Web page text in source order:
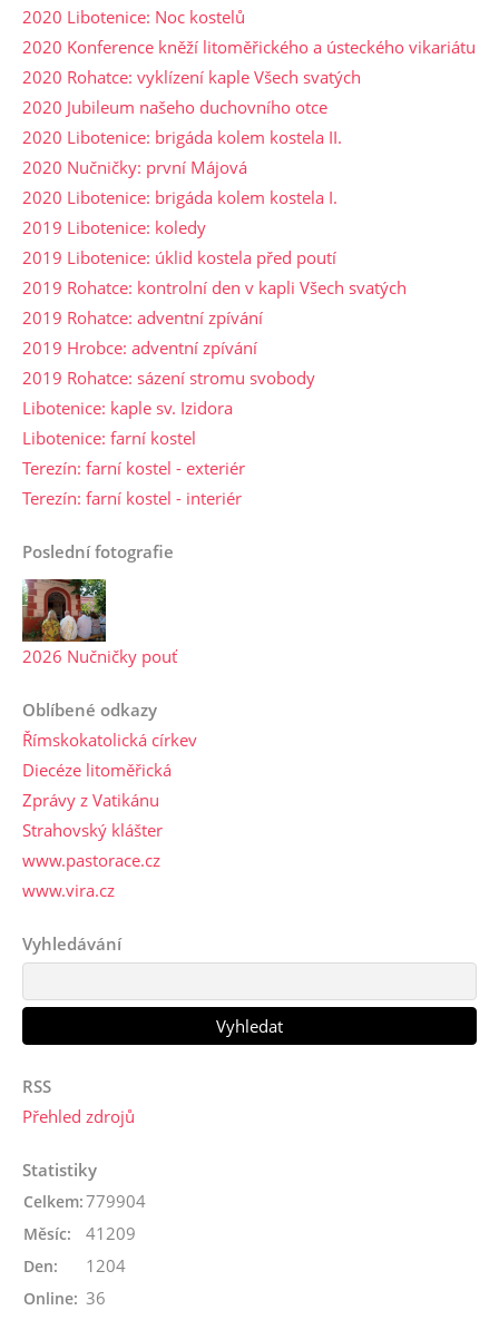
2020 Libotenice: Noc kostelů
2020 Konference kněží litoměřického a ústeckého vikariátu
2020 Rohatce: vyklízení kaple Všech svatých
2020 Jubileum našeho duchovního otce
2020 Libotenice: brigáda kolem kostela II.
2020 Nučničky: první Májová
2020 Libotenice: brigáda kolem kostela I.
2019 Libotenice: koledy
2019 Libotenice: úklid kostela před poutí
2019 Rohatce: kontrolní den v kapli Všech svatých
2019 Rohatce: adventní zpívání
2019 Hrobce: adventní zpívání
2019 Rohatce: sázení stromu svobody
Libotenice: kaple sv. Izidora
Libotenice: farní kostel
Terezín: farní kostel - exteriér
Terezín: farní kostel - interiér
Poslední fotografie
2026 Nučničky pouť
Oblíbené odkazy
Římskokatolická církev
Diecéze litoměřická
Zprávy z Vatikánu
Strahovský klášter
www.pastorace.cz
www.vira.cz
Vyhledávání
RSS
Přehled zdrojů
Statistiky
Online: 36
Celkem:779904
Měsíc: 41209
Den: 1204